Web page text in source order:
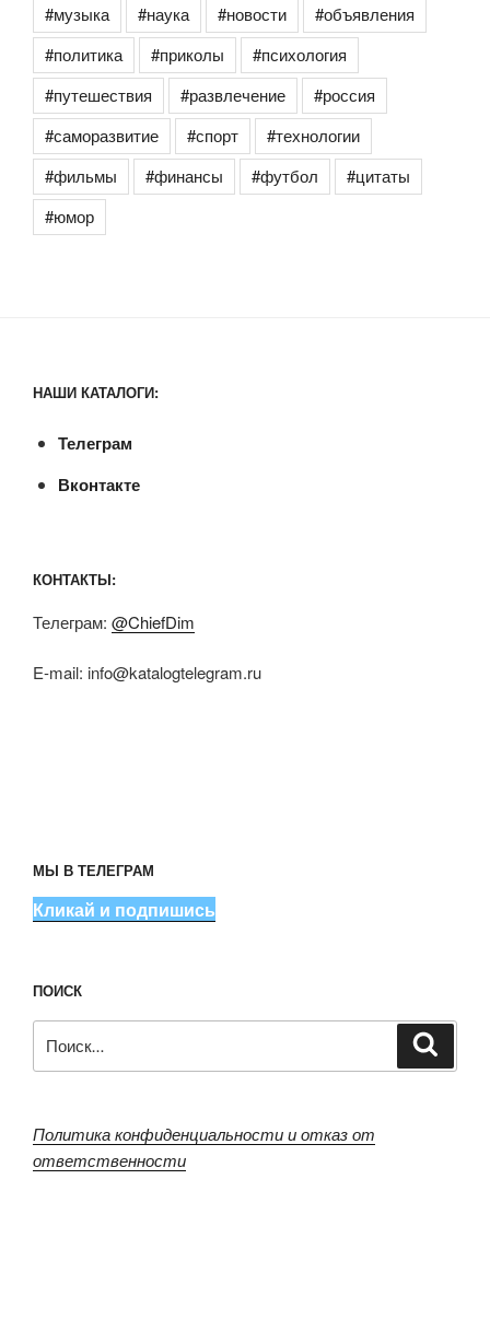
#музыка
#наука #новости
#объявления
#политика
#приколы
#психология
#путешествия
#развлечение
#россия
#саморазвитие
#спорт
#технологии
#фильмы
#финансы #футбол
#цитаты
#юмор
НАШИ КАТАЛОГИ:
Телеграм
Вконтакте
КОНТАКТЫ:
Телеграм: @ChiefDim
E-mail: info@katalogtelegram.ru
МЫ В ТЕЛЕГРАМ
Кликай и подпишись
ПОИСК
Политика конфиденциальности и отказ от
ответственности